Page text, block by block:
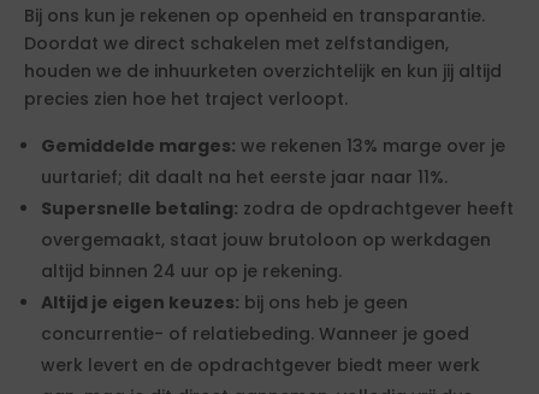
Bij ons kun je rekenen op openheid en transparantie.
Doordat we direct schakelen met zelfstandigen,
houden we de inhuurketen overzichtelijk en kun jij altijd
precies zien hoe het traject verloopt.
Gemiddelde marges: we rekenen 13% marge over je
uurtarief; dit daalt na het eerste jaar naar 11%.
Supersnelle betaling: zodra de opdrachtgever heeft
overgemaakt, staat jouw brutoloon op werkdagen
altijd binnen 24 uur op je rekening.
Altijd je eigen keuzes: bij ons heb je geen
concurrentie- of relatiebeding. Wanneer je goed
werk levert en de opdrachtgever biedt meer werk